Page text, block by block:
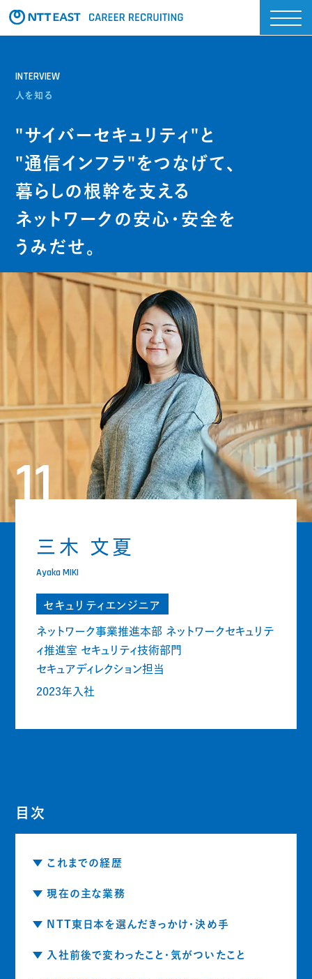
INTERVIEW
人を知る
"サイバーセキュリティ"と
"通信インフラ"をつなげて、
暮らしの根幹を支える
ネットワークの安心・安全を
うみだせ。
11
三木 文夏
Ayaka MIKI
セキュリティエンジニア
ネットワーク事業推進本部 ネットワークセキュリテ
ィ推進室 セキュリティ技術部門
セキュアディレクション担当
2023年入社
目次
これまでの経歴
現在の主な業務
NTT東日本を選んだきっかけ・決め手
入社前後で変わったこと・気がついたこと